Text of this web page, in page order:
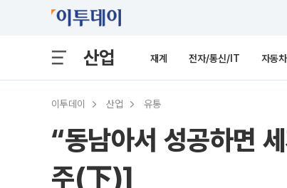
산업 재계 전자/통신/IT 자동차
이투데이 산업 유통
“동남아서 성공하면
주(下)]